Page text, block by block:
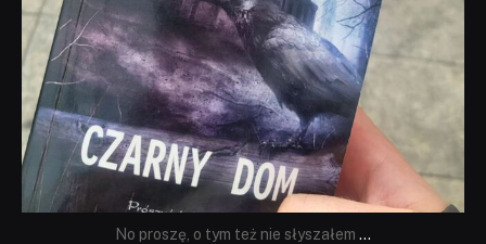
No proszę, o tym też nie słyszałem ...